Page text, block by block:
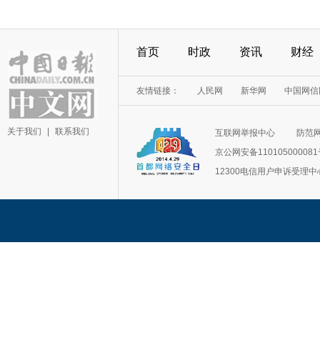
关于我们 联系我们
首页 时政 资讯 财经
友情链接： 人民网 新华网 中国网
互联网举报中心
防范
京公网安备110105000081
12300电信用户申诉受理中